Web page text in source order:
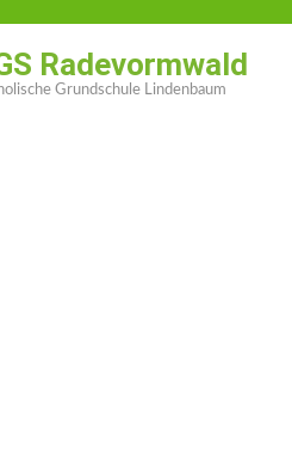
Radevormwald
Grundschule Lindenbaum